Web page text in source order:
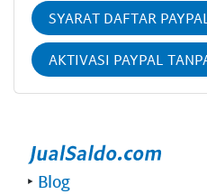
SYARAT DAFTAR
AKTIVASI PAYPAL
‣ Blog